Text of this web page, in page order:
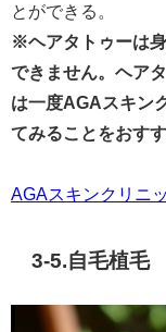
とができる。
※ヘアタトゥーは
できません。ヘア
は一度AGAスキン
てみることをおすす
AGAスキンクリニ
3-5.自毛植毛